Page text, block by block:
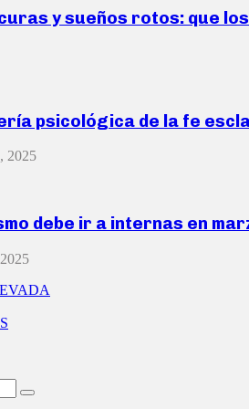
y sueños rotos: que
psicológica de la fe
2025
debe ir a internas en
Search